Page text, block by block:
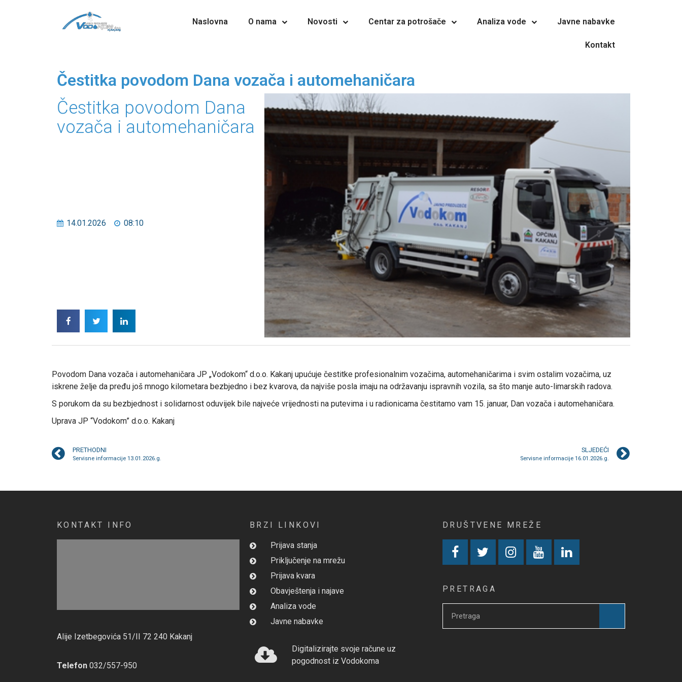
Naslovna O nama Novosti Centar za potrošače Analiza vode Javne nabavke
Kontakt
Čestitka povodom Dana vozača i automehaničara
Čestitka povodom Dana
vozača i automehaničara
14.01.2026 08:10
Povodom Dana vozača i automehaničara JP „Vodokom“ d.o.o. Kakanj upućuje čestitke profesionalnim vozačima, automehaničarima i svim ostalim vozačima, uz
iskrene želje da pređu još mnogo kilometara bezbjedno i bez kvarova, da najviše posla imaju na održavanju ispravnih vozila, sa što manje auto-limarskih radova.
S porukom da su bezbjednost i solidarnost oduvijek bile najveće vrijednosti na putevima i u radionicama čestitamo vam 15. januar, Dan vozača i automehaničara.
Uprava JP “Vodokom” d.o.o. Kakanj
PRETHODNI
Servisne informacije 13.01.2026.g.
SLJEDEĆI
Servisne informacije 16.01.2026.g.
KONTAKT INFO
Alije Izetbegovića 51/II 72 240 Kakanj
Telefon 032/557-950
BRZI LINKOVI
Prijava stanja
Priključenje na mrežu
Prijava kvara
Obavještenja i najave
Analiza vode
Javne nabavke
Digitalizirajte svoje račune uz
pogodnost iz Vodokoma
DRUŠTVENE MREŽE
PRETRAGA